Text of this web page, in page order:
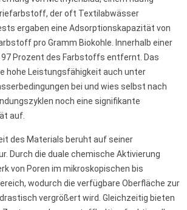
der oft Textilabwässer
ergaben eine Adsorptionskapazität von
pro Gramm Biokohle. Innerhalb einer
Prozent des Farbstoffs entfernt. Das
hohe Leistungsfähigkeit auch unter
bei und wies selbst nach
noch eine signifikante
auf.
des Materials beruht auf seiner
Durch die duale chemische Aktivierung
von Poren im mikroskopischen bis
wodurch die verfügbare Oberfläche zur
vergrößert wird. Gleichzeitig bieten